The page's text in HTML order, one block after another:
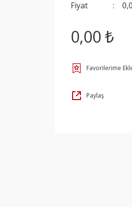
Fiyat
0,00 ₺
Paylaş